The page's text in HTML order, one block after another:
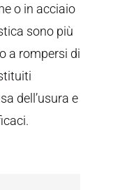
o in acciaio
sono più
a rompersi di
dell’usura e